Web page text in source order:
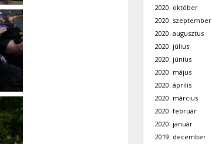
2020. október
2020. szeptember
2020. augusztus
2020. július
2020. június
2020. május
2020. április
2020. március
2020. február
2020. január
2019. december